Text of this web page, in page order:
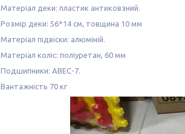
Матеріал деки: пластик антиковзний.
Розмір деки: 56*14 см, товщина 10 мм
Матеріал підвіски: алюміній.
Матеріал коліс: поліуретан, 60 мм
Подшипники: ABEC-7.
Вантажність 70 кг